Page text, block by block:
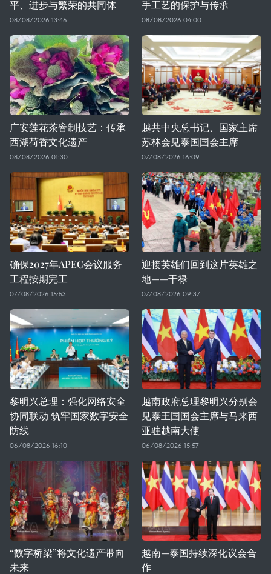
平、进步与繁荣的共同体
08/08/2026 13:46
手工艺的保护与传承
08/08/2026 04:00
广安莲花茶窨制技艺：传承
西湖荷香文化遗产
08/08/2026 01:30
越共中央总书记、国家主席
苏林会见泰国国会主席
07/08/2026 16:09
确保2027年APEC会议服务
工程按期完工
07/08/2026 15:53
迎接英雄们回到这片英雄之
地——干禄
07/08/2026 09:37
黎明兴总理：强化网络安全
协同联动 筑牢国家数字安全
防线
06/08/2026 16:10
越南政府总理黎明兴分别会
见泰王国国会主席与马来西
亚驻越南大使
06/08/2026 15:57
“数字桥梁”将文化遗产带向
未来
越南—泰国持续深化议会合
作